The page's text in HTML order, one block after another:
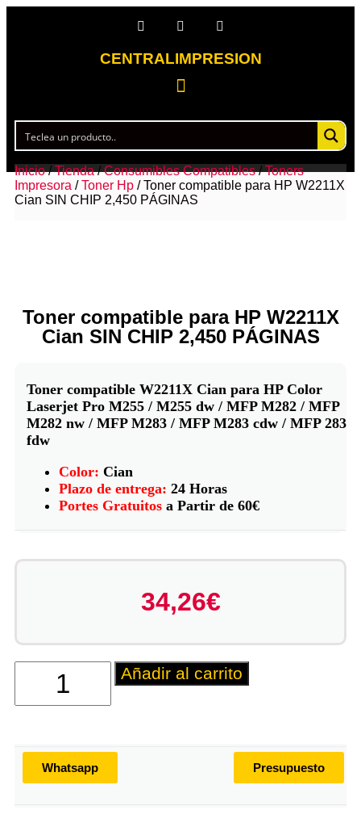
CENTRALIMPRESION
Inicio/Tienda/Consumibles Compatibles/Toners
Impresora /Toner Hp / Toner compatible para HP W2211X
Cian SIN CHIP 2,450 PÁGINAS
Toner compatible para HP W2211X
Cian SIN CHIP 2,450 PÁGINAS
Toner compatible W2211X Cian para HP Color
Laserjet Pro M255 / M255 dw / MFP M282 / MFP
M282 nw / MFP M283 / MFP M283 cdw / MFP 283
fdw
Color: Cian
Plazo de entrega: 24 Horas
Portes Gratuitos a Partir de 60€
34,26€
Añadir al carrito
Whatsapp Presupuesto